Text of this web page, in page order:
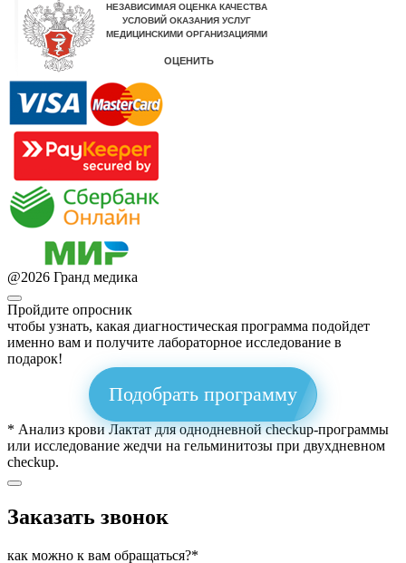
@2026 Гранд медика
Пройдите опросник
чтобы узнать, какая диагностическая программа подойдет
именно вам и получите лабораторное исследование в
подарок!
Подобрать программу
* Анализ крови Лактат для однодневной checkup-программы
или исследование жедчи на гельминитозы при двухдневном
checkup.
Заказать звонок
как можно к вам обращаться?*